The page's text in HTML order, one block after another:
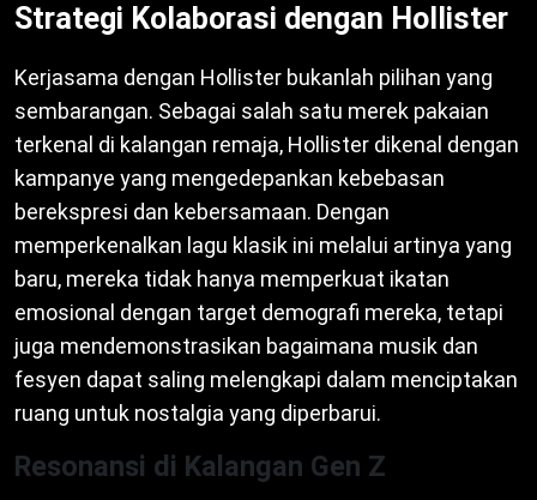
Strategi Kolaborasi dengan Hollister
Kerjasama dengan Hollister bukanlah pilihan yang
sembarangan. Sebagai salah satu merek pakaian
terkenal di kalangan remaja, Hollister dikenal dengan
kampanye yang mengedepankan kebebasan
berekspresi dan kebersamaan. Dengan
memperkenalkan lagu klasik ini melalui artinya yang
baru, mereka tidak hanya memperkuat ikatan
emosional dengan target demografi mereka, tetapi
juga mendemonstrasikan bagaimana musik dan
fesyen dapat saling melengkapi dalam menciptakan
ruang untuk nostalgia yang diperbarui.
Resonansi di Kalangan Gen Z